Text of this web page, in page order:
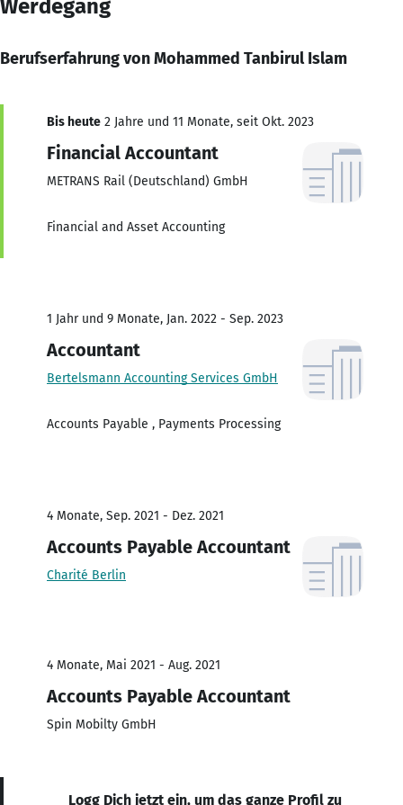
Werdegang
Berufserfahrung von Mohammed Tanbirul Islam
Bis heute 2 Jahre und 11 Monate, seit Okt. 2023
Financial Accountant
METRANS Rail (Deutschland) GmbH
Financial and Asset Accounting
1 Jahr und 9 Monate, Jan. 2022 - Sep. 2023
Accountant
Bertelsmann Accounting Services GmbH
Accounts Payable , Payments Processing
4 Monate, Sep. 2021 - Dez. 2021
Accounts Payable Accountant
Charité Berlin
4 Monate, Mai 2021 - Aug. 2021
Accounts Payable Accountant
Spin Mobilty GmbH
Logg Dich jetzt ein, um das ganze Profil zu